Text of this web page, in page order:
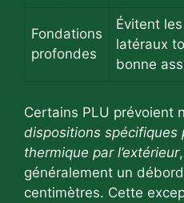
Fondations
profondes
Évitent
latéraux
bonne
Certains PLU prévoient
dispositions spécifiques
thermique par l’extérieur
généralement un
centimètres. Cette